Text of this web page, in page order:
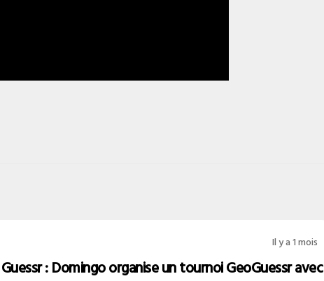
Il y a 1 mois
: Domingo organise un tournoi GeoGuessr avec